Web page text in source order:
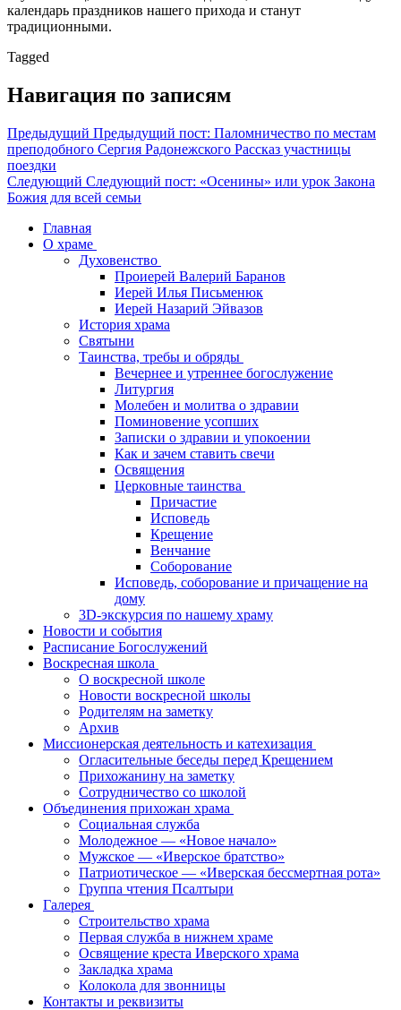
календарь праздников нашего прихода и станут
традиционными.
Tagged
Навигация по записям
Предыдущий Предыдущий пост: Паломничество по местам
преподобного Сергия Радонежского Рассказ участницы
поездки
Следующий Следующий пост: «Осенины» или урок Закона
Божия для всей семьи
Главная
О храме
Духовенство
Проиерей Валерий Баранов
Иерей Илья Письменюк
Иерей Назарий Эйвазов
История храма
Святыни
Таинства, требы и обряды
Вечернее и утреннее богослужение
Литургия
Молебен и молитва о здравии
Поминовение усопших
Записки о здравии и упокоении
Как и зачем ставить свечи
Освящения
Церковные таинства
Причастие
Исповедь
Крещение
Венчание
Соборование
Исповедь, соборование и причащение на
дому
3D-экскурсия по нашему храму
Новости и события
Расписание Богослужений
Воскресная школа
О воскресной школе
Новости воскресной школы
Родителям на заметку
Архив
Миссионерская деятельность и катехизация
Огласительные беседы перед Крещением
Прихожанину на заметку
Сотрудничество со школой
Объединения прихожан храма
Социальная служба
Молодежное — «Новое начало»
Мужское — «Иверское братство»
Патриотическое — «Иверская бессмертная рота»
Группа чтения Псалтыри
Галерея
Строительство храма
Первая служба в нижнем храме
Освящение креста Иверского храма
Закладка храма
Колокола для звонницы
Контакты и реквизиты